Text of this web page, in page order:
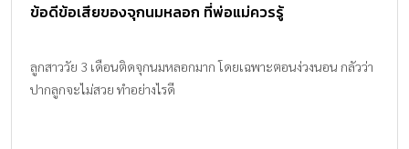
ข้อดีข้อเสียของจุกนมหลอก ที่พ่อแม่ควรรู้
ลูกสาววัย 3 เดือนติดจุกนมหลอกมาก โดยเฉพาะตอนง่วงนอน กลัวว่า
ปากลูกจะไม่สวย ทำอย่างไรดี